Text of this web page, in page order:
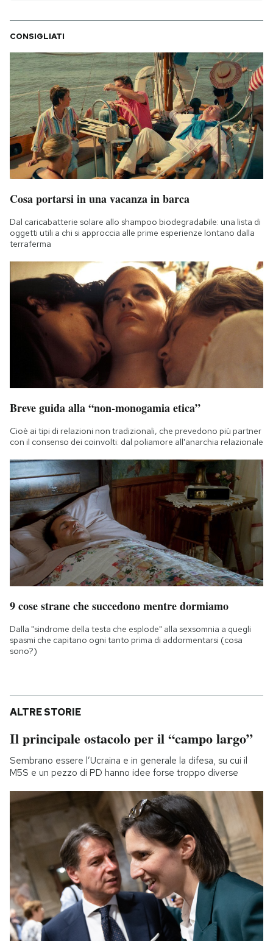
CONSIGLIATI
Cosa portarsi in una vacanza in barca
Dal caricabatterie solare allo shampoo biodegradabile: una lista di
oggetti utili a chi si approccia alle prime esperienze lontano dalla
terraferma
Breve guida alla “non-monogamia etica”
Cioè ai tipi di relazioni non tradizionali, che prevedono più partner
con il consenso dei coinvolti: dal poliamore all'anarchia relazionale
9 cose strane che succedono mentre dormiamo
Dalla "sindrome della testa che esplode" alla sexsomnia a quegli
spasmi che capitano ogni tanto prima di addormentarsi (cosa
sono?)
ALTRE STORIE
Il principale ostacolo per il “campo largo”
Sembrano essere l’Ucraina e in generale la difesa, su cui il
M5S e un pezzo di PD hanno idee forse troppo diverse